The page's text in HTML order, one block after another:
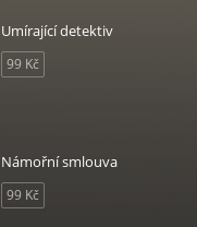
Umírající detektiv
99 Kč
Námořní smlouva
99 Kč